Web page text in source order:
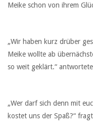
Meike schon von ihrem
„Wir haben kurz drüber
Meike wollte ab
so weit geklärt.“
„Wer darf sich denn mit
kostet uns der Spaß?“